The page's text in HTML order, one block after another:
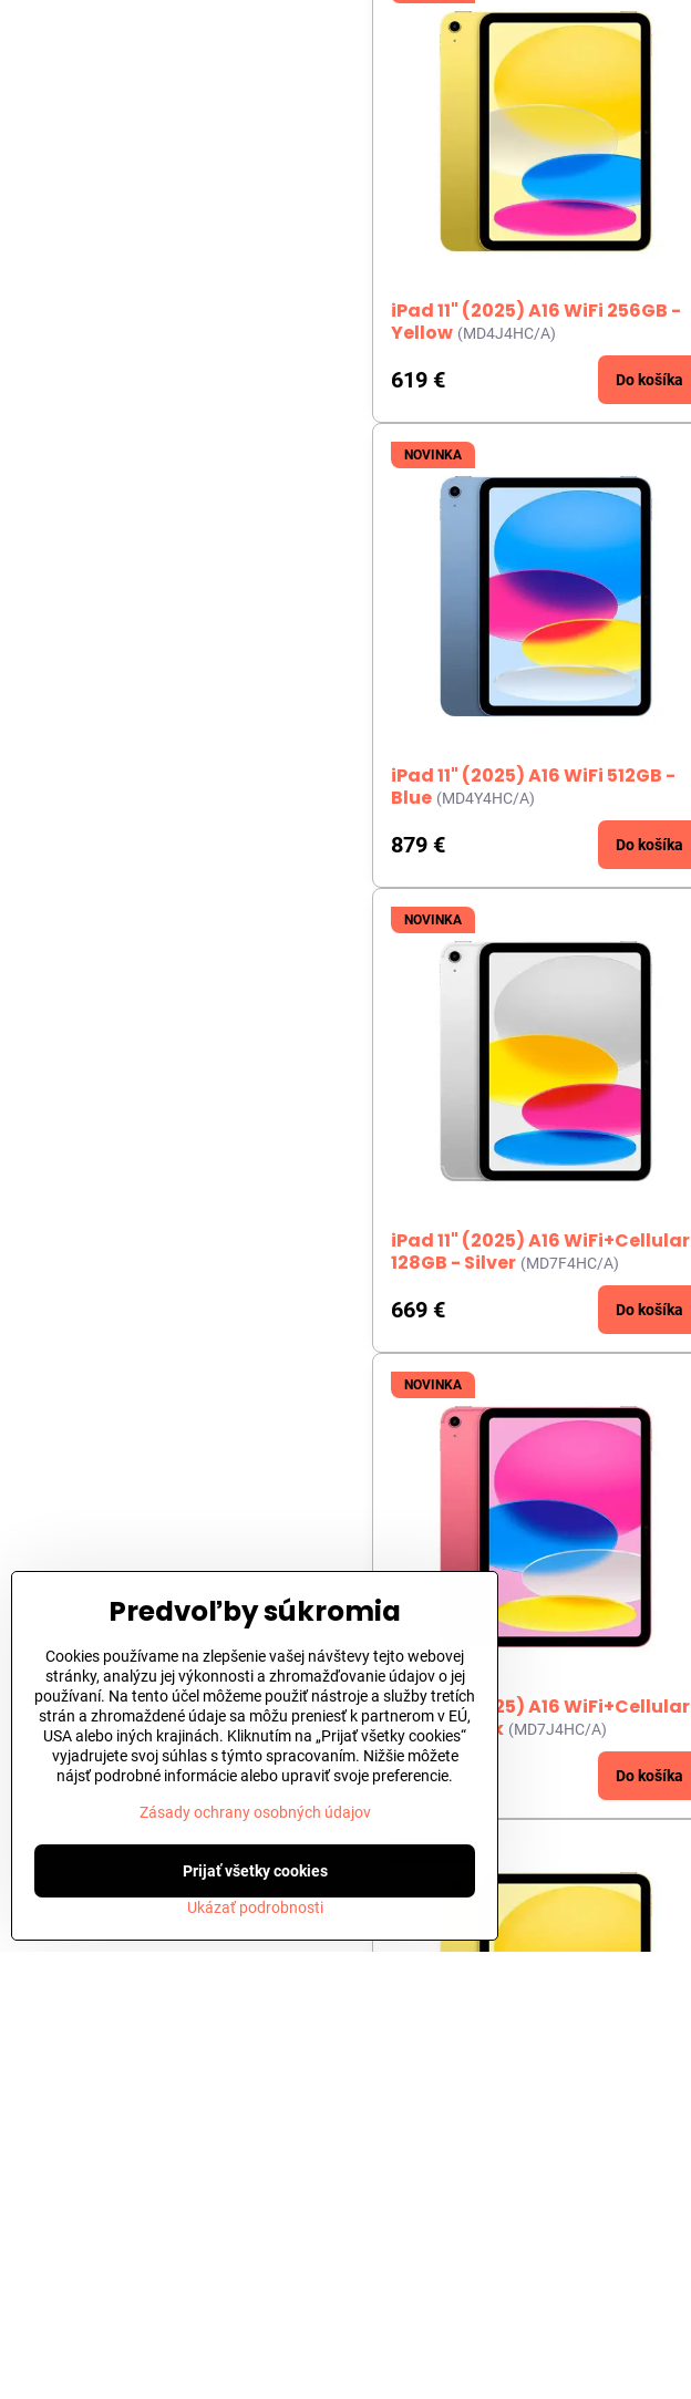
iPad 11" (2025) A16 WiFi 256GB -
Yellow (MD4J4HC/A)
619 € Do košíka
NOVINKA
iPad 11" (2025) A16 WiFi 512GB -
Blue (MD4Y4HC/A)
879 € Do košíka
NOVINKA
iPad 11" (2025) A16 WiFi+Cellular
128GB - Silver (MD7F4HC/A)
669 € Do košíka
NOVINKA
iPad 11" (2025) A16 WiFi+Cellular
128GB - Pink (MD7J4HC/A)
669 € Do košíka
Predvoľby súkromia
Cookies používame na zlepšenie vašej návštevy tejto webovej
stránky, analýzu jej výkonnosti a zhromažďovanie údajov o jej
používaní. Na tento účel môžeme použiť nástroje a služby tretích
strán a zhromaždené údaje sa môžu preniesť k partnerom v EÚ,
USA alebo iných krajinách. Kliknutím na „Prijať všetky cookies“
vyjadrujete svoj súhlas s týmto spracovaním. Nižšie môžete
nájsť podrobné informácie alebo upraviť svoje preferencie.
Zásady ochrany osobných údajov
Ukázať podrobnosti
Prijať všetky cookies